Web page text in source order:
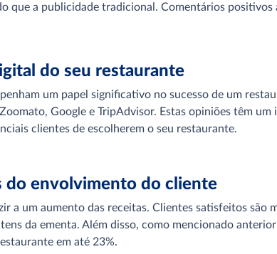
que a publicidade tradicional. Comentários positivos
do seu restaurante
um papel significativo no sucesso de um
Google e TripAdvisor. Estas opiniões têm
clientes de escolherem o seu restaurante.
do envolvimento do cliente
a um aumento das receitas. Clientes satisfeitos são
da ementa. Além disso, como mencionado
em até 23%.